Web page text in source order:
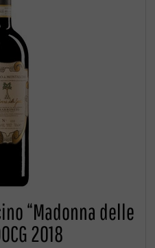
“Madonna delle
2018